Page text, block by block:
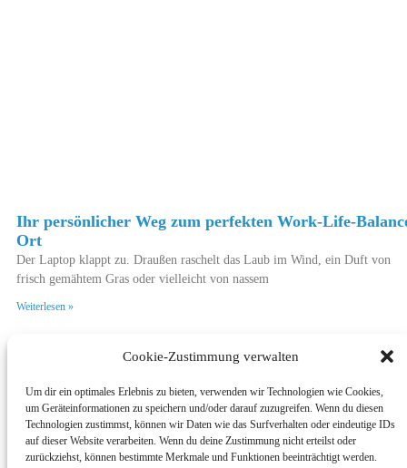
Cookie-Zustimmung verwalten
Um dir ein optimales Erlebnis zu bieten, verwenden wir Technologien wie Cookies,
um Geräteinformationen zu speichern und/oder darauf zuzugreifen. Wenn du diesen
Technologien zustimmst, können wir Daten wie das Surfverhalten oder eindeutige IDs
auf dieser Website verarbeiten. Wenn du deine Zustimmung nicht erteilst oder
zurückziehst, können bestimmte Merkmale und Funktionen beeinträchtigt werden.
Ihr persönlicher Weg zum perfekten Work-Life-
Ort
Der Laptop klappt zu. Draußen raschelt das Laub im Wind, ein Duft von
frisch gemähtem Gras oder vielleicht von nassem
Weiterlesen »
© 2025 – Alle Rechte vorbehalten
Impressum
Datenschutzerklärung Cookie-Richtlinie (EU)
OMGenius –
Online Marketing Genius